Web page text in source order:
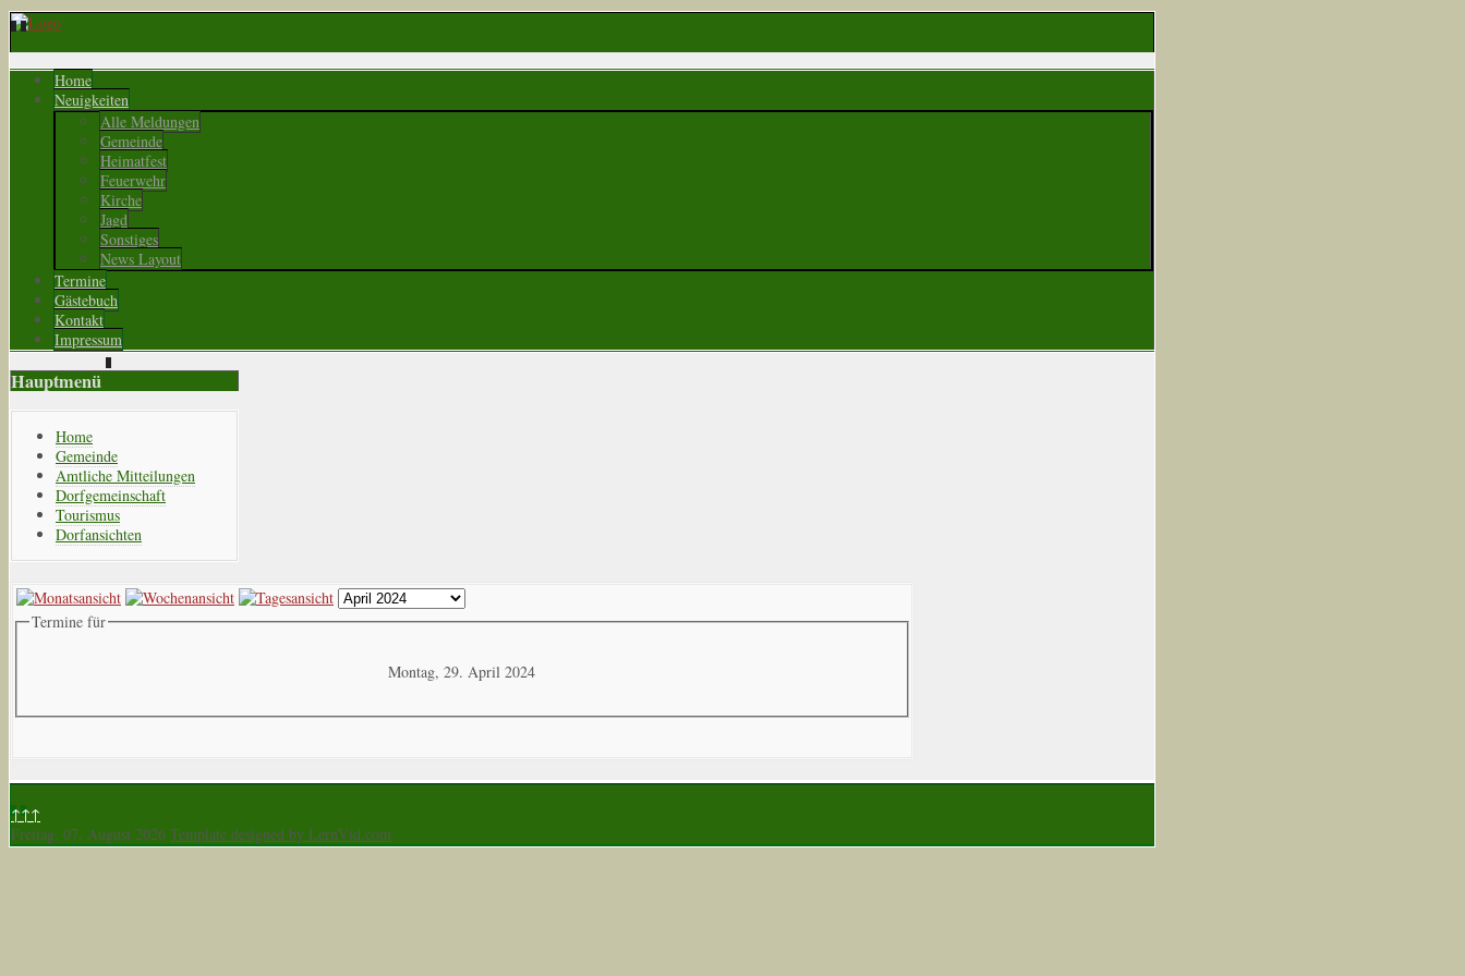
Home
Neuigkeiten
Alle Meldungen
Gemeinde
Heimatfest
Feuerwehr
Kirche
Jagd
Sonstiges
News Layout
Termine
Gästebuch
Kontakt
Impressum
Hauptmenü
Home
Gemeinde
Amtliche Mitteilungen
Dorfgemeinschaft
Tourismus
Dorfansichten
Termine für
Montag, 29. April 2024
↑↑↑
Freitag, 07. August 2026 Template designed by LernVid.com